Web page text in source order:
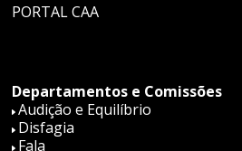
PORTAL CAA
Departamentos e Comissões
Audição e Equilíbrio
Disfagia
Fala